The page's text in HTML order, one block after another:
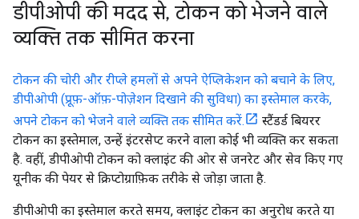
डीपीओपी की मदद से, टोकन को भेजने वाले
व्यक्ति तक सीमित करना
टोकन की चोरी और रीप्ले हमलों से अपने ऐप्लिकेशन को बचाने के लिए,
डीपीओपी (प्रूफ़-ऑफ़-पोज़ेशन दिखाने की सुविधा) का इस्तेमाल करके,
अपने टोकन को भेजने वाले व्यक्ति तक सीमित करें.
स्टैंडर्ड बियरर
टोकन का इस्तेमाल, उन्हें इंटरसेप्ट करने वाला कोई भी व्यक्ति कर सकता
है. वहीं, डीपीओपी टोकन को क्लाइंट की ओर से जनरेट और सेव किए गए
यूनीक की पेयर से क्रिप्टोग्राफ़िक तरीके से जोड़ा जाता है.
डीपीओपी का इस्तेमाल करते समय, क्लाइंट टोकन का अनुरोध करते या